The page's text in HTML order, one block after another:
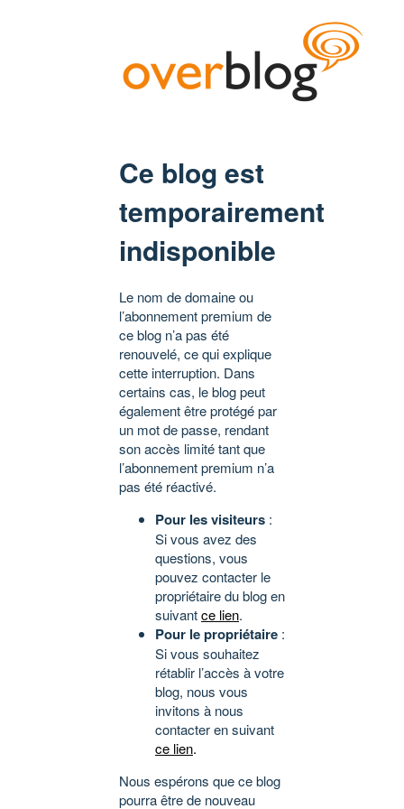
Ce blog est
temporairement
indisponible
Le nom de domaine ou
l’abonnement premium de
ce blog n’a pas été
renouvelé, ce qui explique
cette interruption. Dans
certains cas, le blog peut
également être protégé par
un mot de passe, rendant
son accès limité tant que
l’abonnement premium n’a
pas été réactivé.
Pour les visiteurs :
Si vous avez des
questions, vous
pouvez contacter le
propriétaire du blog en
suivantce lien.
Pour le propriétaire :
Si vous souhaitez
rétablir l’accès à votre
blog, nous vous
invitons à nous
contacter en suivant
ce lien.
Nous espérons que ce blog
pourra être de nouveau